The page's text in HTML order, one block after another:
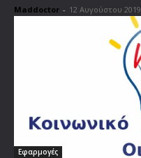
Maddoctor - 12 Αυγούστου 2019
Εφαρμογές